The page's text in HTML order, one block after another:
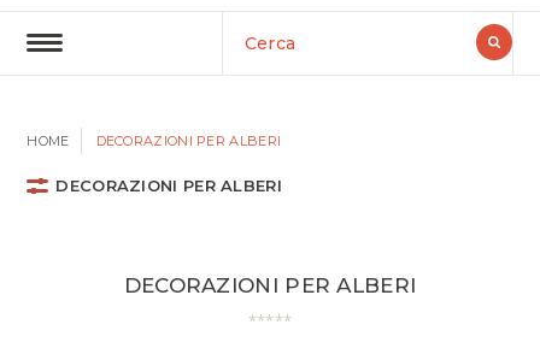
HOME DECORAZIONI PER ALBERI
DECORAZIONI PER ALBERI
DECORAZIONI PER ALBERI